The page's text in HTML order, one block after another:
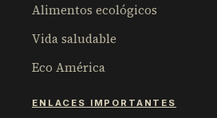
Alimentos ecológicos
Vida saludable
Eco América
ENLACES IMPORTANTES